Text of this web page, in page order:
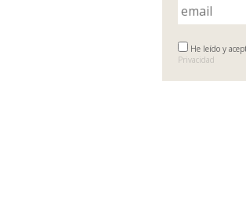
He leído y
Privacidad